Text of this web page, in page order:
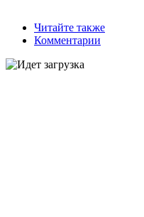
Читайте также
Комментарии